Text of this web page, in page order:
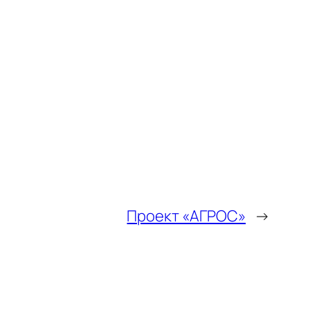
Проект «АГРОС» →